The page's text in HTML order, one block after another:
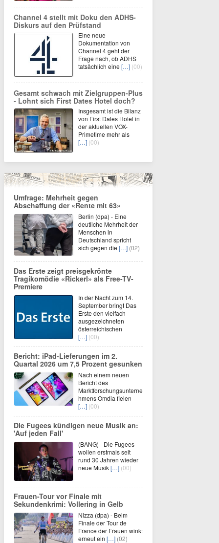
Channel 4 stellt mit Doku den ADHS-
Diskurs auf den Prüfstand
Eine neue
Dokumentation von
Channel 4 geht der
Frage nach, ob ADHS
tatsächlich eine […] (00)
Gesamt schwach mit Zielgruppen-Plus
- Lohnt sich First Dates Hotel doch?
Insgesamt ist die Bilanz
von First Dates Hotel in
der aktuellen VOX-
Primetime mehr als
[…] (00)
Umfrage: Mehrheit gegen
Abschaffung der «Rente mit 63»
Berlin (dpa) - Eine
deutliche Mehrheit der
Menschen in
Deutschland spricht
sich gegen die […] (02)
Das Erste zeigt preisgekrönte
Tragikomödie «Rickerl» als Free-TV-
Premiere
In der Nacht zum 14.
September bringt Das
Erste den vielfach
ausgezeichneten
österreichischen
[…] (00)
Bericht: iPad-Lieferungen im 2.
Quartal 2026 um 7,5 Prozent gesunken
Nach einem neuen
Bericht des
Marktforschungsunterne
hmens Omdia fielen
[…] (00)
Die Fugees kündigen neue Musik an:
'Auf jeden Fall'
(BANG) - Die Fugees
wollen erstmals seit
rund 30 Jahren wieder
neue Musik[…] (00)
Frauen-Tour vor Finale mit
Sekundenkrimi: Vollering in Gelb
Nizza (dpa) - Beim
Finale der Tour de
France der Frauen winkt
erneut ein […] (02)